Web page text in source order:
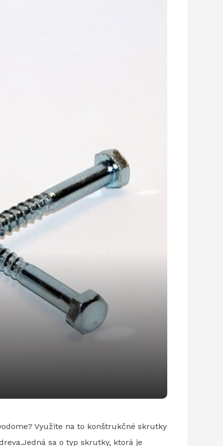
Využite na to konštrukčné skrutky
sa o typ skrutky, ktorá je